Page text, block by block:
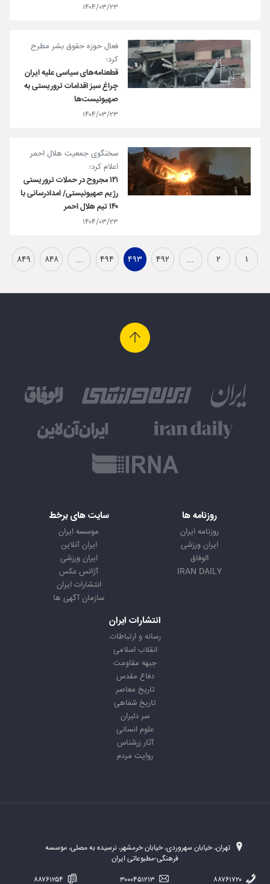
۱۴۰۴/۰۳/۲۳
فعال حوزه حقوق بشر مطرح
کرد؛
قطعنامه‌های سیاسی علیه ایران
چراغ سبز اقدامات تروریستی به
صهیونیست‌ها
۱۴۰۴/۰۳/۲۳
سخنگوی جمعیت هلال احمر
اعلام کرد؛
۱۲۱ مجروح در حملات تروریستی
رژیم صهیونیستی/ امدادرسانی با
۱۴۰ تیم هلال احمر
۱۴۰۴/۰۳/۲۳
۱ ۲ ... ۴۹۲ ۴۹۳ ۴۹۴ ... ۸۴۸ ۸۴۹
روزنامه ها
روزنامه ایران
ایران ورزشی
الوفاق
IRAN DAILY
سایت های برخط
موسسه ایران
ایران آنلاین
ایران ورزشی
آژانس عکس
انتشارات ایران
سازمان آگهی ها
انتشارات ایران
رسانه و ارتباطات
انقلاب اسلامی
جبهه مقاومت
دفاع مقدس
تاریخ معاصر
تاریخ شفاهی
سر دلبران
علوم انسانی
آثار زرشناس
روایت مردم
تهران، خیابان سهروردی، خیابان خرمشهر، نرسیده به مصلی، موسسه
فرهنگی-مطبوعاتی ایران